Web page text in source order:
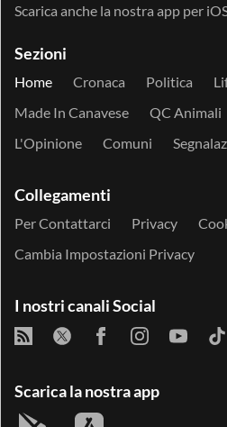
Scarica anche la nostra app per
Sezioni
Home Cronaca Politica
Made In Canavese
QC Animali
L'Opinione
Comuni
Collegamenti
Per Contattarci Privacy
Cambia Impostazioni Privacy
I nostri canali Social
Scarica la nostra app